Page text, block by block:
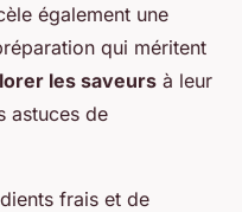
également une
qui méritent
les saveurs à leur
astuces de
frais et de